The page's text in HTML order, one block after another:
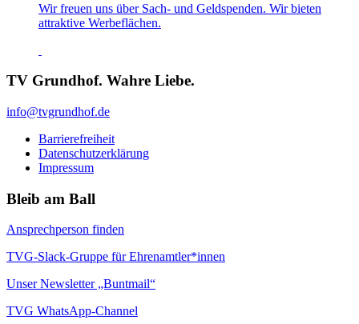
Wir freuen uns über Sach- und Geldspenden. Wir bieten
attraktive Werbeflächen.
TV Grundhof. Wahre Liebe.
info@tvgrundhof.de
Barrierefreiheit
Datenschutzerklärung
Impressum
Bleib am Ball
Ansprechperson finden
TVG-Slack-Gruppe für Ehrenamtler*innen
Unser Newsletter „Buntmail“
TVG WhatsApp-Channel